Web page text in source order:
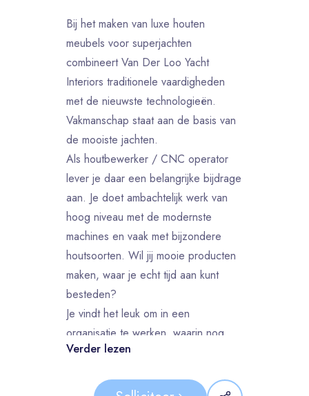
Bij het maken van luxe houten
meubels voor superjachten
combineert Van Der Loo Yacht
Interiors traditionele vaardigheden
met de nieuwste technologieën.
Vakmanschap staat aan de basis van
de mooiste jachten.
Als houtbewerker / CNC operator
lever je daar een belangrijke bijdrage
aan. Je doet ambachtelijk werk van
hoog niveau met de modernste
machines en vaak met bijzondere
houtsoorten. Wil jij mooie producten
maken, waar je echt tijd aan kunt
besteden?
Je vindt het leuk om in een
organisatie te werken, waarin nog
niet alle kaders zijn uitgewerkt en je
verbetertrajecten. We werken
Verder lezen